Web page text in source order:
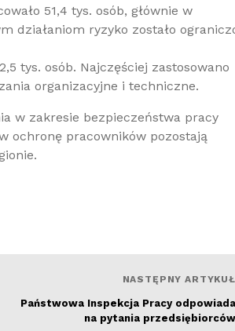
51,4 tys. osób, głównie w
działaniom ryzyko zostało
tys. osób. Najczęściej zastosowano
organizacyjne i techniczne.
w zakresie bezpieczeństwa pracy
ochronę pracowników pozostają
NASTĘPNY ARTYKUŁ
Państwowa Inspekcja Pracy odpowiada
na pytania przedsiębiorców